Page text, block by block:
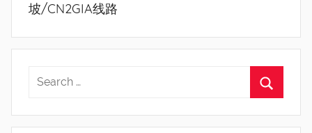
航
坡/CN2GIA线路